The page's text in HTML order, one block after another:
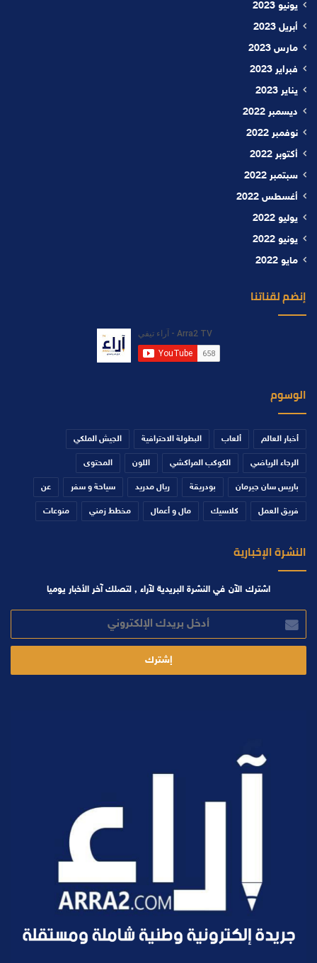
يونيو 2023
أبريل 2023
مارس 2023
فبراير 2023
يناير 2023
ديسمبر 2022
نوفمبر 2022
أكتوبر 2022
سبتمبر 2022
أغسطس 2022
يوليو 2022
يونيو 2022
مايو 2022
إنضم لقناتنا
الوسوم
أخبار العالم ألعاب البطولة الاحترافية الجيش الملكي
الرجاء الرياضي الكوكب المراكشي اللون المحتوى
باريس سان جيرمان بودريقة ريال مدريد سياحة و سفر عن
فريق العمل كلاسيك مال و أعمال مخطط زمني منوعات
النشرة الإخبارية
اشترك الآن في النشرة البريدية لآراء , لتصلك آخر الأخبار يوميا
بريدك
الإلكتروني